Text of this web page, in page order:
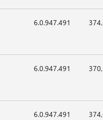
6.0.947.491
6.0.947.491
6.0.947.491